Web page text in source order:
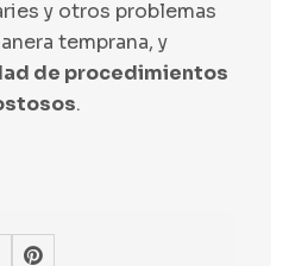
y otros problemas
temprana, y
de procedimientos
.